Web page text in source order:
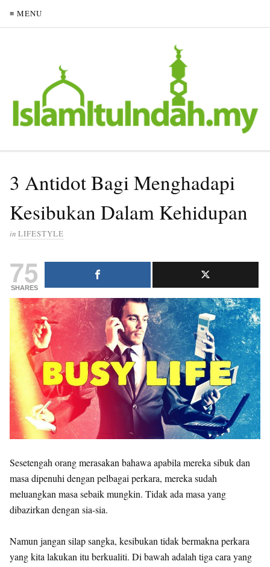
≡ MENU
3 Antidot Bagi Menghadapi
Kesibukan Dalam Kehidupan
in LIFESTYLE
75
SHARES
Sesetengah orang merasakan bahawa apabila mereka sibuk dan
masa dipenuhi dengan pelbagai perkara, mereka sudah
meluangkan masa sebaik mungkin. Tidak ada masa yang
dibazirkan dengan sia-sia.
Namun jangan silap sangka, kesibukan tidak bermakna perkara
yang kita lakukan itu berkualiti. Di bawah adalah tiga cara yang